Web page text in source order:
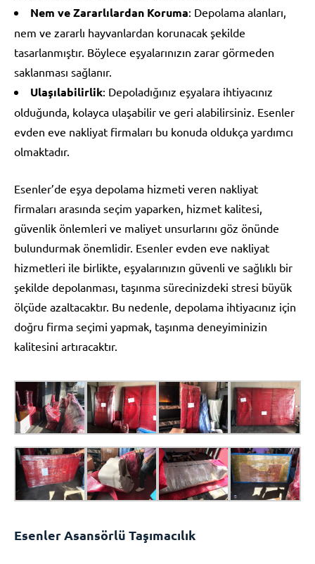
Nem ve Zararlılardan Koruma: Depolama alanları,
nem ve zararlı hayvanlardan korunacak şekilde
tasarlanmıştır. Böylece eşyalarınızın zarar görmeden
saklanması sağlanır.
Ulaşılabilirlik: Depoladığınız eşyalara ihtiyacınız
olduğunda, kolayca ulaşabilir ve geri alabilirsiniz. Esenler
evden eve nakliyat firmaları bu konuda oldukça yardımcı
olmaktadır.
Esenler’de eşya depolama hizmeti veren nakliyat
firmaları arasında seçim yaparken, hizmet kalitesi,
güvenlik önlemleri ve maliyet unsurlarını göz önünde
bulundurmak önemlidir. Esenler evden eve nakliyat
hizmetleri ile birlikte, eşyalarınızın güvenli ve sağlıklı bir
şekilde depolanması, taşınma sürecinizdeki stresi büyük
ölçüde azaltacaktır. Bu nedenle, depolama ihtiyacınız için
doğru firma seçimi yapmak, taşınma deneyiminizin
kalitesini artıracaktır.
Esenler Asansörlü Taşımacılık